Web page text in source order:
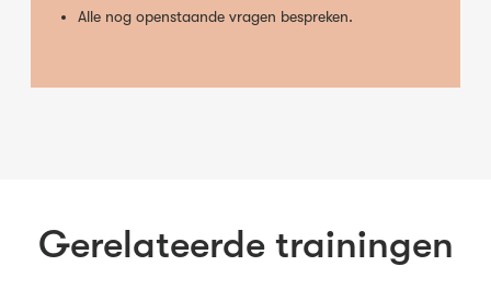
Alle nog openstaande vragen bespreken.
Gerelateerde trainingen